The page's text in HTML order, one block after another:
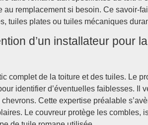
au remplacement si besoin. Ce savoir-
tuiles plates ou tuiles mécaniques
d’un installateur pour
complet de la toiture et des tuiles. Le
identifier d’éventuelles faiblesses. Il
Cette expertise préalable
Le couvreur protège les combles,